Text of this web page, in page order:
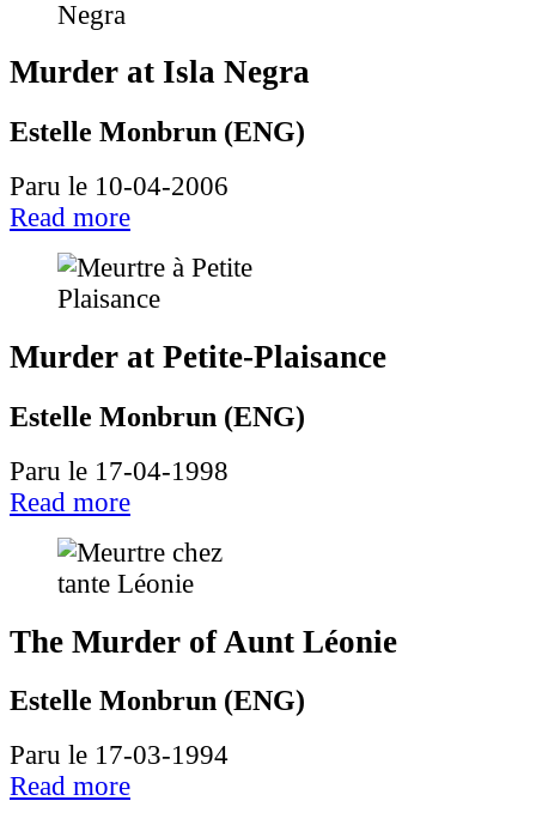
Murder at Isla Negra
Estelle Monbrun (ENG)
Paru le 10-04-2006
Read more
Murder at Petite-Plaisance
Estelle Monbrun (ENG)
Paru le 17-04-1998
Read more
The Murder of Aunt Léonie
Estelle Monbrun (ENG)
Paru le 17-03-1994
Read more